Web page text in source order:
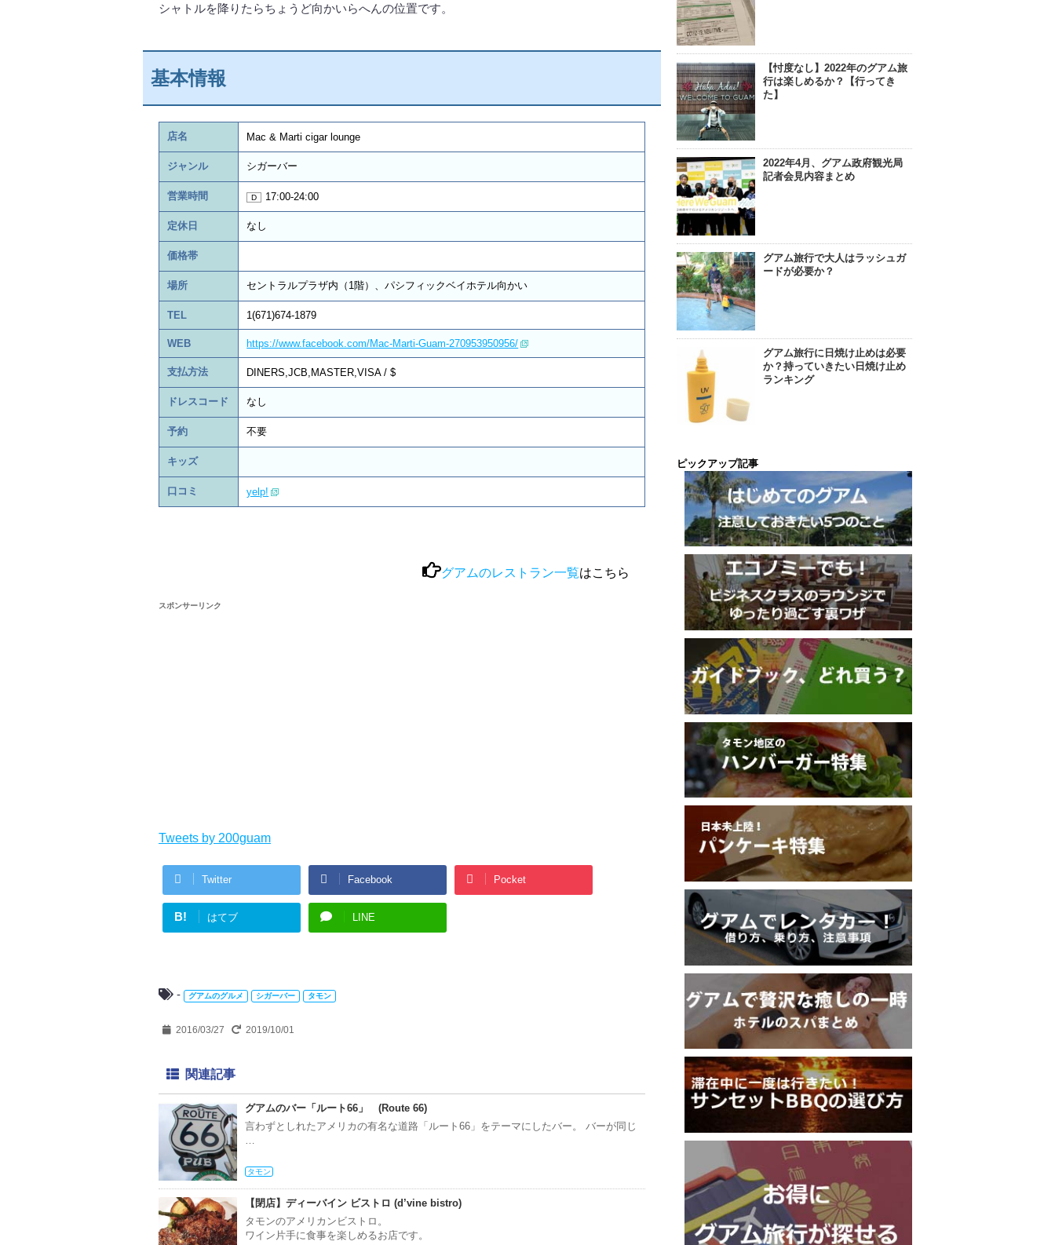
シャトルを降りたらちょうど向かいらへんの位置です。
基本情報
店名 Mac & Marti cigar lounge
ジャンル シガーバー
営業時間 17:00-24:00
定休日 なし
価格帯
場所 セントラルプラザ内（1階）、パシフィックベイホテル向かい
TEL 1(671)674-1879
WEB https://www.facebook.com/Mac-Marti-Guam-270953950956/
支払方法 DINERS,JCB,MASTER,VISA / $
ドレスコード なし
予約 不要
キッズ
口コミ yelp!
グアムのレストラン一覧はこちら
スポンサーリンク
Tweets by 200guam
Twitter Facebook Pocket
B! はてブ LINE
- グアムのグルメ シガーバー タモン
2016/03/27 2019/10/01
関連記事
グアムのバー「ルート66」 (Route 66)
言わずとしれたアメリカの有名な道路「ルート66」をテーマにしたバー。 バーが同じ
タモン
【閉店】ディーバイン ビストロ (d’vine bistro)
タモンのアメリカンビストロ。
ワイン片手に食事を楽しめるお店です。
【忖度なし】2022年のグアム旅
行は楽しめるか？【行ってき
た】
2022年4月、グアム政府観光局
記者会見内容まとめ
グアム旅行で大人はラッシュガ
ードが必要か？
グアム旅行に日焼け止めは必要
か？持っていきたい日焼け止め
ランキング
ピックアップ記事